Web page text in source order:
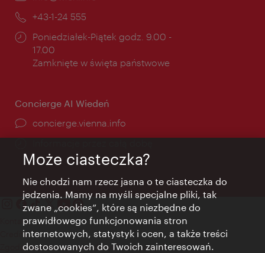
Telefon:
+43-1-24 555
Godziny
otwarcia:
Poniedziałek-Piątek godz. 9.00 -
17.00
Zamknięte w święta państwowe
Concierge AI Wiedeń
concierge.vienna.info
Kontakt
Credits
Zgoda na przetwarzanie danych osobowych
Może ciasteczka?
Nie chodzi nam rzecz jasna o te ciasteczka do
jedzenia. Mamy na myśli specjalne pliki, tak
zwane „cookies”, które są niezbędne do
prawidłowego funkcjonowania stron
internetowych, statystyk i ocen, a także treści
dostosowanych do Twoich zainteresowań.